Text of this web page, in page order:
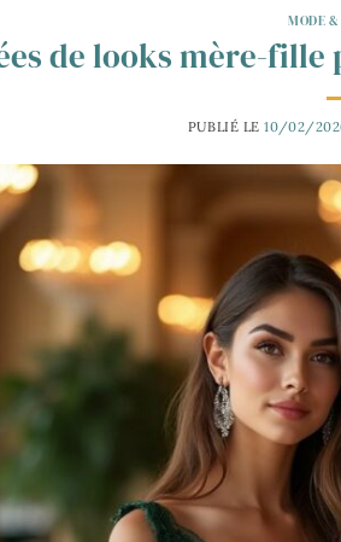
MODE
de looks mère-fille
PUBLIÉ LE10/02/